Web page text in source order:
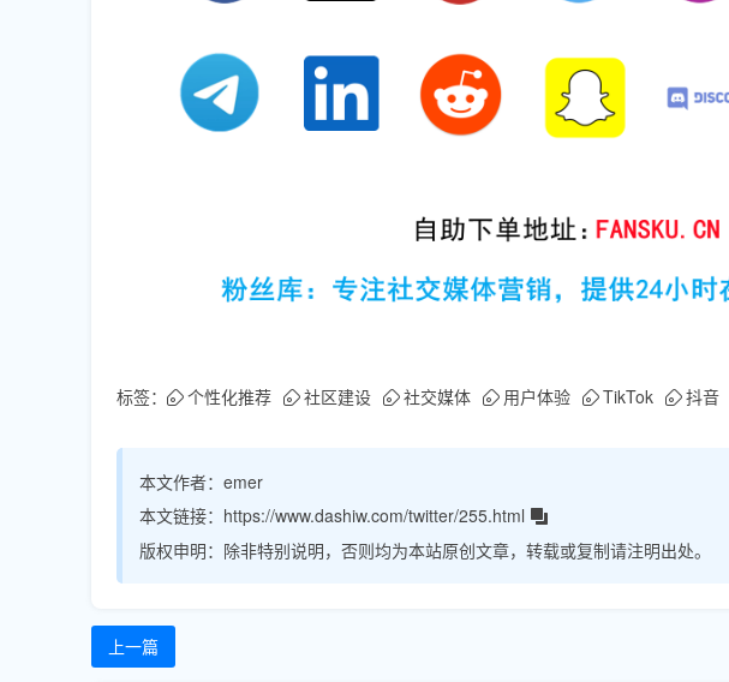
标签： 个性化推荐 社区建设 社交媒体 用户体验 TikTok 抖音
本文作者： emer
本文链接： https://www.dashiw.com/twitter/255.html
版权申明： 除非特别说明，否则均为本站原创文章，转载或复制请注明出处。
上一篇